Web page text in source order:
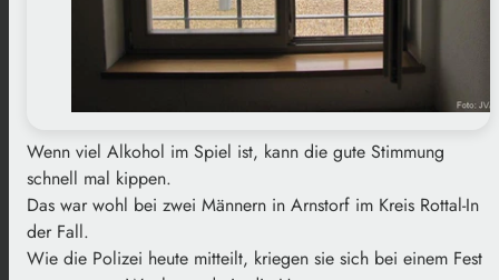
Wenn viel Alkohol im Spiel ist, kann die gute Stimmung
schnell mal kippen.
Das war wohl bei zwei Männern in Arnstorf im Kreis Rottal-In
der Fall.
Wie die Polizei heute mitteilt, kriegen sie sich bei einem Fest